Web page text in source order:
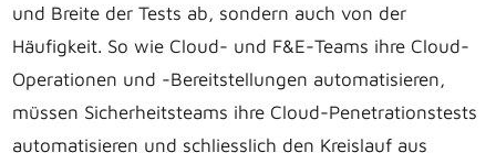
und Breite der Tests ab, sondern auch von der
Häufigkeit. So wie Cloud- und F&E-Teams ihre Cloud-
Operationen und -Bereitstellungen automatisieren,
müssen Sicherheitsteams ihre Cloud-Penetrationstests
automatisieren und schliesslich den Kreislauf aus